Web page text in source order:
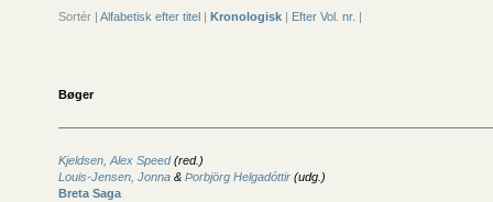
Sortér | Alfabetisk efter titel | Kronologisk | Efter Vol. nr. |
Bøger
Kjeldsen, Alex Speed(red.)
Louis-Jensen, Jonna & Þorbjörg Helgadóttir (udg.)
Breta Saga